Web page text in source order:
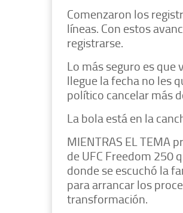
Comenzaron los
líneas. Con estos
registrarse.
Lo más seguro es
llegue la fecha no les
político cancelar más
La bola está en la
MIENTRAS EL TEMA
de UFC Freedom 250
donde se escuchó la
para arrancar los
transformación.